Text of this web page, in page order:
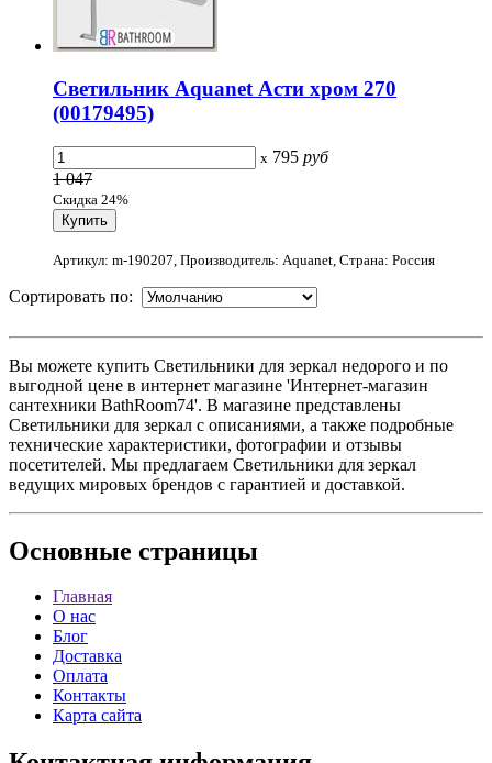
Светильник Aquanet Асти хром 270
(00179495)
x 795 руб
1 047
Скидка 24%
Артикул: m-190207, Производитель: Aquanet, Страна: Россия
Сортировать по:
Вы можете купить Светильники для зеркал недорого и по
выгодной цене в интернет магазине 'Интернет-магазин
сантехники BathRoom74'. В магазине представлены
Светильники для зеркал с описаниями, а также подробные
технические характеристики, фотографии и отзывы
посетителей. Мы предлагаем Светильники для зеркал
ведущих мировых брендов с гарантией и доставкой.
Основные страницы
Главная
О нас
Блог
Доставка
Оплата
Контакты
Карта сайта